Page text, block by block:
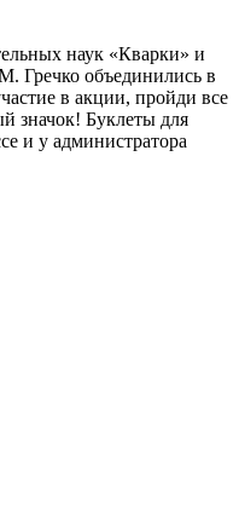
наук «Кварки» и
Гречко объединились в
в акции, пройди все
значок! Буклеты для
и у администратора